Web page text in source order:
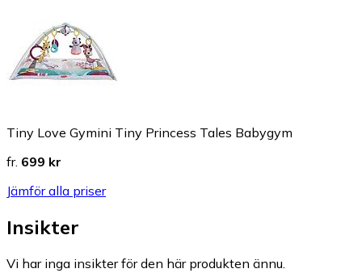
Tiny Love Gymini Tiny Princess Tales Babygym
fr. 699 kr
Jämför alla priser
Insikter
Vi har inga insikter för den här produkten ännu.